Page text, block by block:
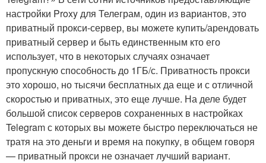
настройки Proxy для Телеграм, один из вариантов, это
приватный прокси-сервер, вы можете купить/арендовать
приватный сервер и быть единственным кто его
использует, что в некоторых случаях означает
пропускную способность до 1ГБ/с. Приватность прокси
это хорошо, но тысячи бесплатных да еще и с отличной
скоростью и приватных, это еще лучше. На деле будет
большой список серверов сохраненных в настройках
Telegram с которых вы можете быстро переключаться не
тратя на это деньги и время на покупку, в общем говоря
— приватный прокси не означает лучший вариант.